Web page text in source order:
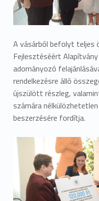
A vásárból befolyt teljes
Fejlesztéséért
adományozó
rendelkezésre álló
újszülött részleg,
számára
beszerzésére fordítja.